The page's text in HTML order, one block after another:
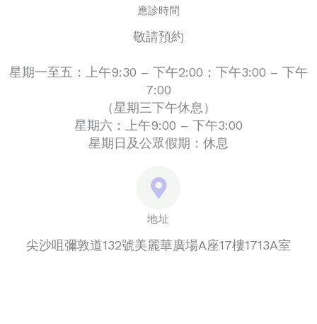
應診時間
敬請預約
星期一至五：上午9:30 – 下午2:00；下午3:00 – 下午
7:00
（星期三下午休息）
星期六：上午9:00 – 下午3:00
星期日及公眾假期：休息
地址
尖沙咀彌敦道132號美麗華廣場A座17樓1713A室